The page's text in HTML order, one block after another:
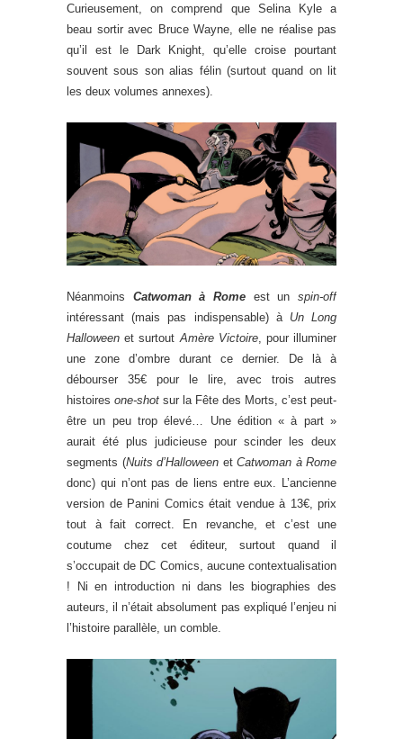
Curieusement, on comprend que Selina Kyle a
beau sortir avec Bruce Wayne, elle ne réalise pas
qu’il est le Dark Knight, qu’elle croise pourtant
souvent sous son alias félin (surtout quand on lit
les deux volumes annexes).
Néanmoins Catwoman à Rome est un spin-off
intéressant (mais pas indispensable) à Un Long
Halloween et surtoutAmère Victoire, pour illuminer
une zone d’ombre durant ce dernier. De là à
débourser 35€ pour le lire, avec trois autres
histoires one-shot sur la Fête des Morts, c’est peut-
être un peu trop élevé… Une édition « à part »
aurait été plus judicieuse pour scinder les deux
segments (Nuits d’Halloween et Catwoman à Rome
donc) qui n’ont pas de liens entre eux. L’ancienne
version de Panini Comics était vendue à 13€, prix
tout à fait correct. En revanche, et c’est une
coutume chez cet éditeur, surtout quand il
s’occupait de DC Comics, aucune contextualisation
! Ni en introduction ni dans les biographies des
auteurs, il n’était absolument pas expliqué l’enjeu ni
l’histoire parallèle, un comble.